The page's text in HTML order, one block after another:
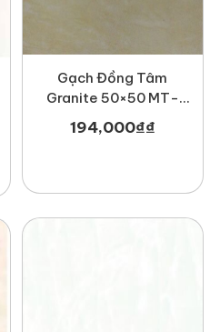
Gạch Đồng Tâm
Granite 50×50 MT-
194,000₫₫